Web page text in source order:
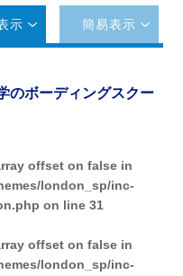
示 簡易表示
のボーディングスクー
offset on false in
london_sp/inc-
on line 31
offset on false in
london_sp/inc-